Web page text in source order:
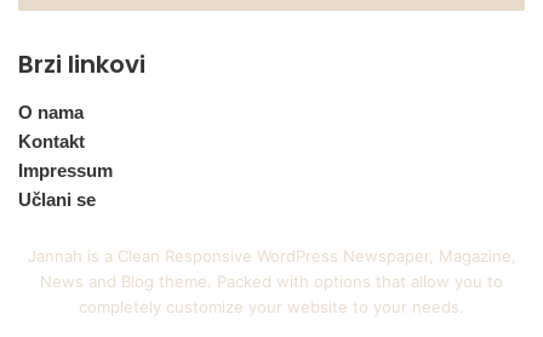
Brzi linkovi
O nama
Kontakt
Impressum
Učlani se
Jannah is a Clean Responsive WordPress Newspaper, Magazine,
News and Blog theme. Packed with options that allow you to
completely customize your website to your needs.